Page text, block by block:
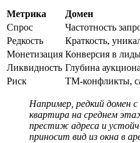
Метрика Домен
Спрос
Частотность
Редкость
Краткость,
Монетизация Конверсия в
Ликвидность Глубина
Риск
ТМ‑конфликты,
Например, редкий домен
квартира на среднем
престиж адреса и
приносит вид из окна в